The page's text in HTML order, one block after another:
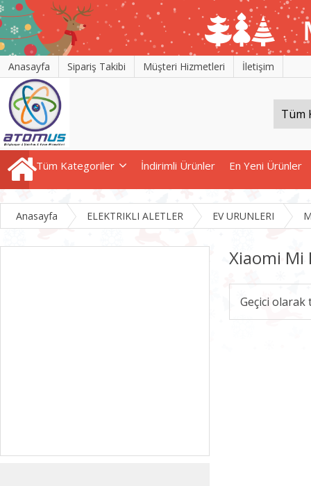
Anasayfa Sipariş Takibi Müşteri Hizmetleri İletişim
Tüm Kategoriler İndirimli Ürünler En Yeni Ürünler
Anasayfa ELEKTRIKLI ALETLER EV URUNLERI
Xiaomi Mi
Geçici